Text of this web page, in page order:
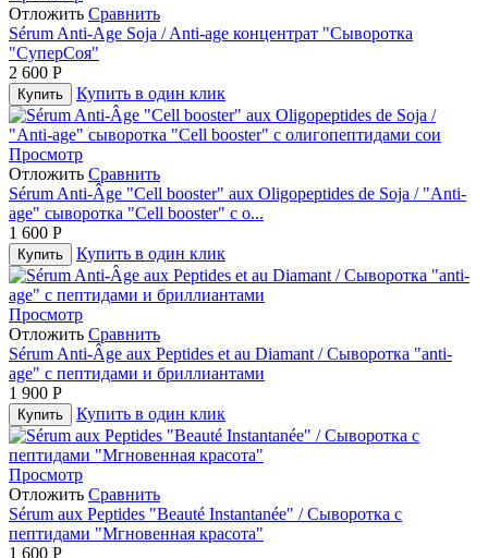
Отложить Сравнить
Sérum Anti-Age Soja / Anti-age концентрат "Сыворотка
"СуперСоя"
2 600 Р
Купить Купить в один клик
Просмотр
Отложить Сравнить
Sérum Anti‐Âge "Cell booster" aux Oligopeptides de Soja / "Anti‐
age" сыворотка "Cell booster" с о...
1 600 Р
Купить Купить в один клик
Просмотр
Отложить Сравнить
Sérum Anti‐Âge aux Peptides et au Diamant / Сыворотка "anti‐
age" с пептидами и бриллиантами
1 900 Р
Купить Купить в один клик
Просмотр
Отложить Сравнить
Sérum aux Peptides "Beauté Instantanée" / Сыворотка с
пептидами "Мгновенная красота"
1 600 Р